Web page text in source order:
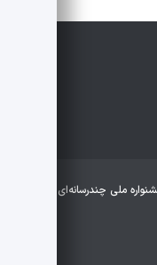
ملی چندرسانه‌ای میراث